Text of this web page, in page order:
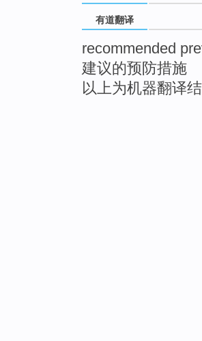
有道翻译
recommended
建议的预防措施
以上为机器翻译